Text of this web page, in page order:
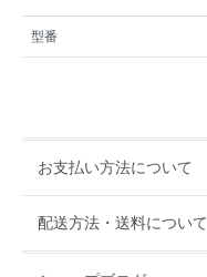
型番
お支払い方法について
配送方法・送料について